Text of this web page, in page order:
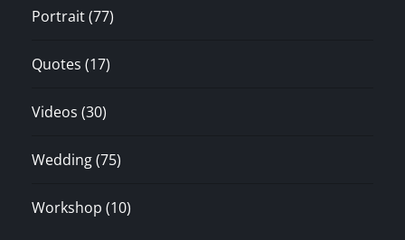
Portrait(77)
Quotes (17)
Videos (30)
Wedding(75)
Workshop (10)